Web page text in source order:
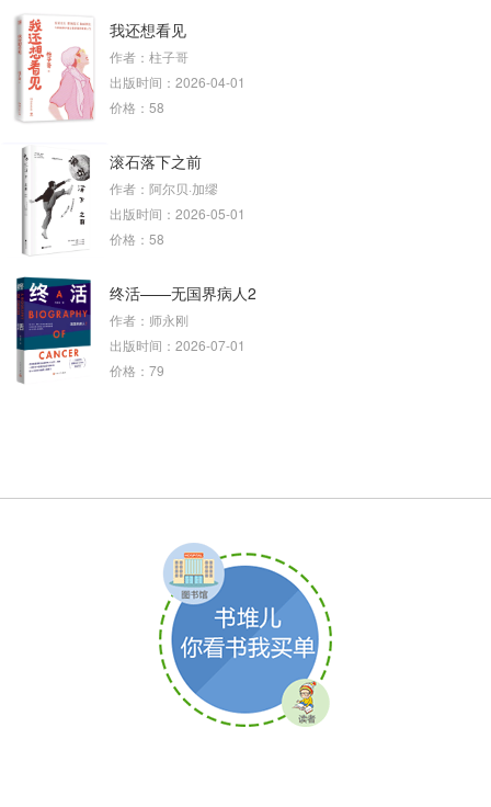
我还想看见
作者：柱子哥
出版时间：2026-04-01
价格：58
滚石落下之前
作者：阿尔贝·加缪
出版时间：2026-05-01
价格：58
终活——无国界病人2
作者：师永刚
出版时间：2026-07-01
价格：79